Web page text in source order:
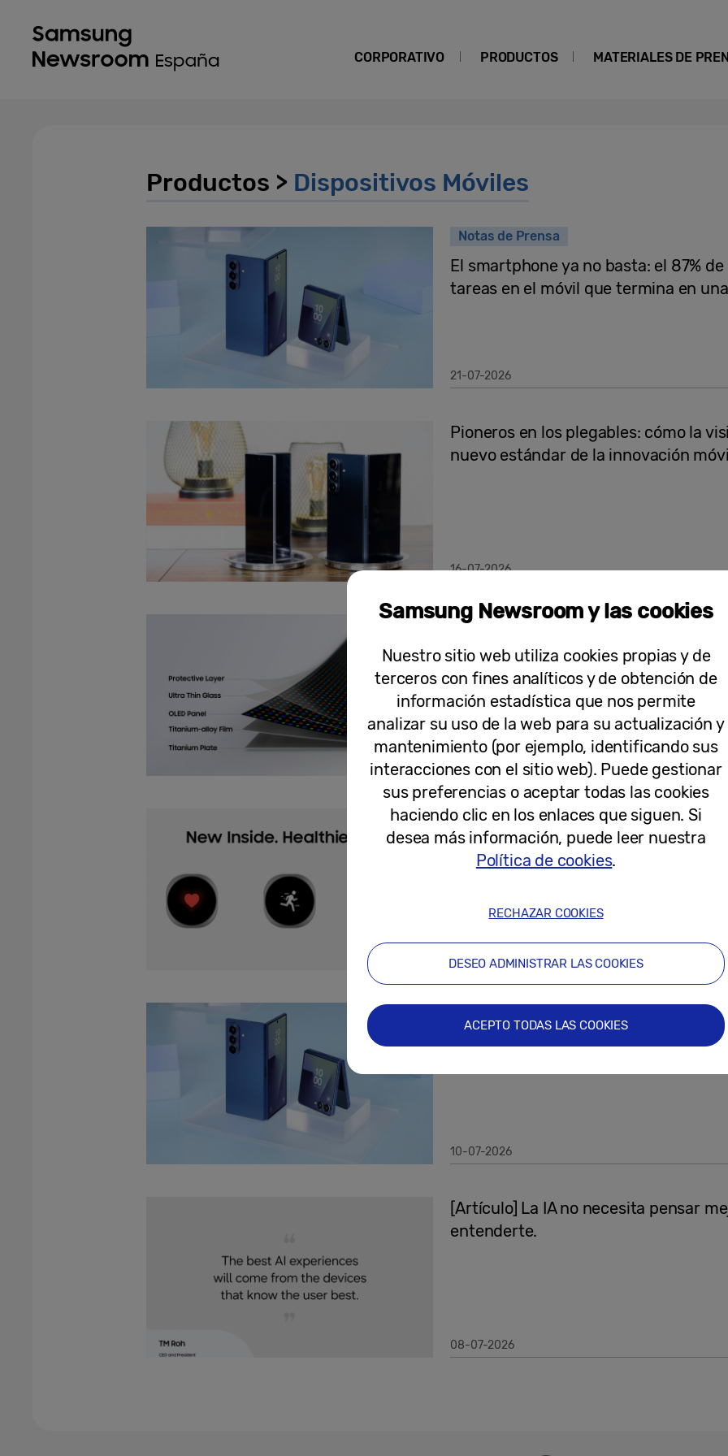
CORPORATIVO PRODUCTOS MATERIALES DE
Productos > Dispositivos Móviles
Notas de Prensa
El smartphone ya no basta: el 87%
tareas en el móvil que termina en
21-07-2026
Pioneros en los plegables: cómo la
nuevo estándar de la innovación
16-07-2026
Notas de Prensa
Samsung presenta la tecnología
evolución de las pantallas plegables
15-07-2026
Próximamente: un nuevo
tu muñeca
14-07-2026
Dando forma al futuro: siete años
10-07-2026
[Artículo] La IA no necesita pensar
entenderte.
08-07-2026
Samsung Newsroom y las cookies
Nuestro sitio web utiliza cookies propias y de
terceros con fines analíticos y de obtención de
información estadística que nos permite
analizar su uso de la web para su actualización y
mantenimiento (por ejemplo, identificando sus
interacciones con el sitio web). Puede gestionar
sus preferencias o aceptar todas las cookies
haciendo clic en los enlaces que siguen. Si
desea más información, puede leer nuestra
Política de cookies.
RECHAZAR COOKIES
DESEO ADMINISTRAR LAS COOKIES
ACEPTO TODAS LAS COOKIES